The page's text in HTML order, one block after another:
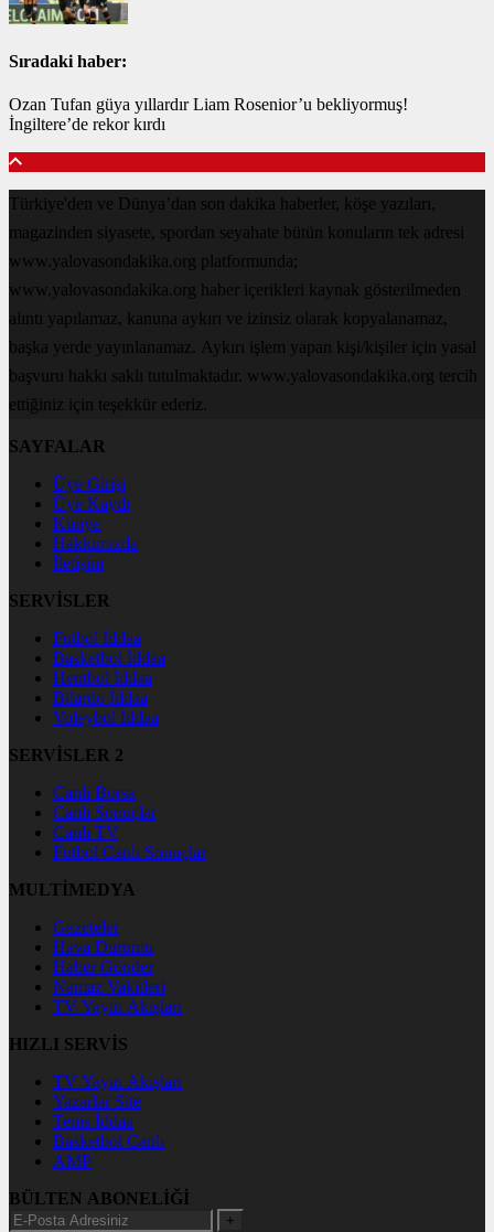
Sıradaki haber:
Ozan Tufan güya yıllardır Liam Rosenior’u bekliyormuş!
İngiltere’de rekor kırdı
Türkiye'den ve Dünya’dan son dakika haberler, köşe yazıları,
magazinden siyasete, spordan seyahate bütün konuların tek adresi
www.yalovasondakika.org platformunda;
www.yalovasondakika.org haber içerikleri kaynak gösterilmeden
alıntı yapılamaz, kanuna aykırı ve izinsiz olarak kopyalanamaz,
başka yerde yayınlanamaz. Aykırı işlem yapan kişi/kişiler için yasal
başvuru hakkı saklı tutulmaktadır. www.yalovasondakika.org tercih
ettiğiniz için teşekkür ederiz.
SAYFALAR
Üye Girişi
Üye Kaydı
Künye
Hakkımızda
İletişim
SERVİSLER
Futbol İddaa
Basketbol İddaa
Hentbol İddaa
Bilardo İddaa
Voleybol İddaa
SERVİSLER 2
Canlı Borsa
Canlı Sonuçlar
Canlı TV
Futbol Canlı Sonuçlar
MULTİMEDYA
Gazeteler
Hava Durumu
Haber Gönder
Namaz Vakitleri
TV Yayın Akışları
HIZLI SERVİS
TV Yayın Akışları
Yazarlar Site
Tenis İddaa
Basketbol Canlı
AMP
BÜLTEN ABONELİĞİ
+